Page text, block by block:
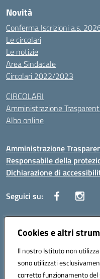
Cookies e altri
Il nostro Istituto non
sono utilizzati
corretto funzionamento
Novità
Conferma Iscrizioni a.s.
Le circolari
Le notizie
Area Sindacale
Circolari 2022/2023
CIRCOLARI
Amministrazione
Albo online
Amministrazione
Responsabile della
Dichiarazione di
Seguici su:
Indirizzo:Corso Vittorio
Posta elettronica certificata
Codice fiscale: 97308550827